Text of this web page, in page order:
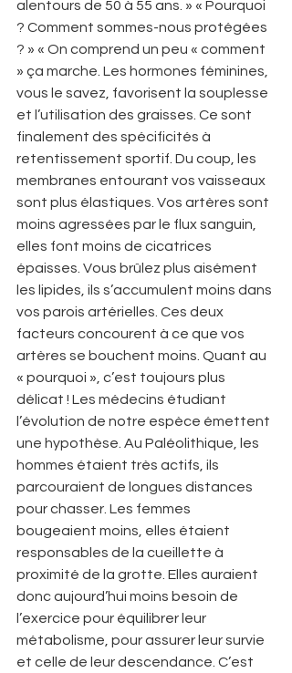
alentours de 50 à 55 ans. » « Pourquoi
? Comment sommes-nous protégées
? » « On comprend un peu « comment
» ça marche. Les hormones féminines,
vous le savez, favorisent la souplesse
et l’utilisation des graisses. Ce sont
finalement des spécificités à
retentissement sportif. Du coup, les
membranes entourant vos vaisseaux
sont plus élastiques. Vos artères sont
moins agressées par le flux sanguin,
elles font moins de cicatrices
épaisses. Vous brûlez plus aisément
les lipides, ils s’accumulent moins dans
vos parois artérielles. Ces deux
facteurs concourent à ce que vos
artères se bouchent moins. Quant au
« pourquoi », c’est toujours plus
délicat ! Les médecins étudiant
l’évolution de notre espèce émettent
une hypothèse. Au Paléolithique, les
hommes étaient très actifs, ils
parcouraient de longues distances
pour chasser. Les femmes
bougeaient moins, elles étaient
responsables de la cueillette à
proximité de la grotte. Elles auraient
donc aujourd’hui moins besoin de
l’exercice pour équilibrer leur
métabolisme, pour assurer leur survie
et celle de leur descendance. C’est